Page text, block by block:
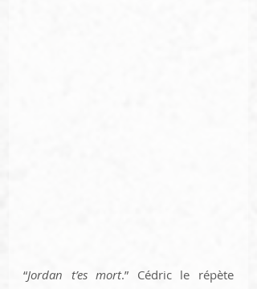
“Jordan t’es mort.” Cédric le répète